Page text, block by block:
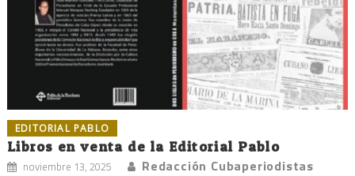
EDITORIAL PABLO
Libros en venta de la Editorial Pablo
noviembre 13, 2025 Redacción Cubaperiodistas